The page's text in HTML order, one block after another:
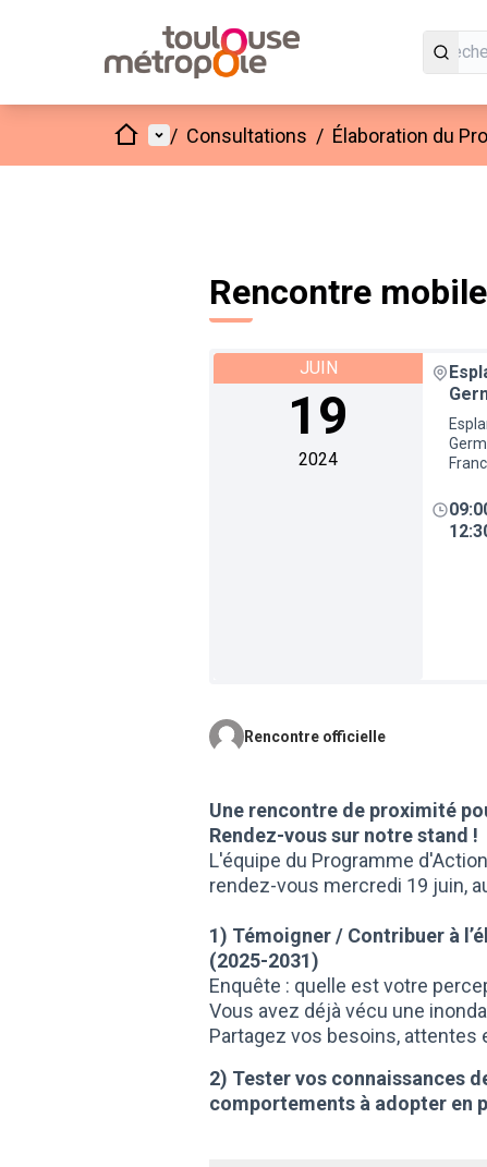
AccueilMenu principal
/ Consultations / Élaboration du
Rencontre
JUIN
19
2024
Rencontre officielle
Une rencontre de proximité
Rendez-vous sur notre stand !
L'équipe du Programme
rendez-vous mercredi 19 juin,
1) Témoigner / Contribuer à
(2025-2031)
Enquête : quelle est votre
Vous avez déjà vécu une
Partagez vos besoins, attentes
2) Tester vos connaissances
comportements à adopter en